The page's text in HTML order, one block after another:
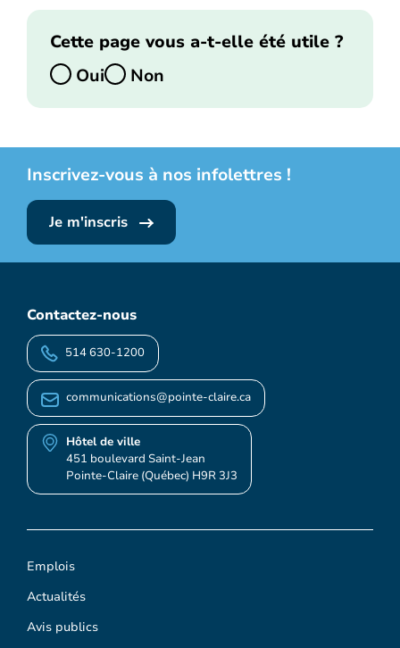
Cette page vous a-t-elle été utile ?
Oui
Non
Inscrivez-vous à nos infolettres !
Je m'inscris
Emplois
Actualités
Avis publics
Contactez-nous
514 630-1200
communications@pointe-claire.ca
Hôtel de ville
451 boulevard Saint-Jean
Pointe-Claire (Québec) H9R 3J3